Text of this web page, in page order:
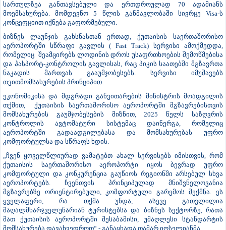
სართულზეა განთავსებული და ერთდროულად 70 ადამიანს
მოემსახურება. მომდევნო 5 წლის განმავლობაში სივრცე Visa-ს
კონცეფციით იქნება გაფორმებული.
ბიზნეს ლაუნჯის გახსნასთან ერთად, ქუთაისის საერთაშორისო
აეროპორტში სწრაფი გავლის ( Fast Track) სერვისი ამოქმედდა,
რომელიც შეამცირებს ლოდინის დროს უსაფრთხოების შემოწმებისა
და პასპორტ-კონტროლის გავლისას, რაც პიკის საათებში მგზავრთა
ნაკადის მართვას გააუმჯობესებს. სერვისი იმუშავებს
თვითმომსახურების პრინციპით.
ეკონომიკისა და მდგრადი განვითარების მინისტრის მოადგილის
თქმით, ქუთაისის საერთაშორისო აეროპორტში მგზავრებისთვის
მომსახურების გაუმჯობესების მიზნით, 2025 წელს საზღვრის
კონტროლის ავტომატური სისტემაც დაინერგა, რომელიც
აეროპორტში გადაადგილებასა და მომსახურებას უფრო
კომფორტულსა და სწრაფს ხდის.
„ჩვენ ყოველწლიურად ვამატებთ ახალ სერვისებს იმისთვის, რომ
ქუთაისის საერთაშორისო აეროპორტი იყოს ბევრად უფრო
კომფორტული და კონკურენცია გაუწიოს რეგიონში არსებულ სხვა
აეროპორტებს. ჩვენთვის პრინციპულად მნიშვნელოვანია
მგზავრებზე ორიენტირებული, კომფორტული გარემოს შექმნა. ეს
ყველაფერი, რა თქმა უნდა, ასევე გათვლილია
მაღალმხარჯველუნარიან ტურისტებსა და ბიზნეს სექტორზე, რათა
მათ ქუთაისის აეროპორტში შესაბამისი, უმაღლესი სტანდარტის
მომსახურება დავახვედროთ“ - განაცხადა თამარ იოსელიანმა.